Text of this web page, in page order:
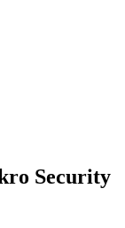
Security